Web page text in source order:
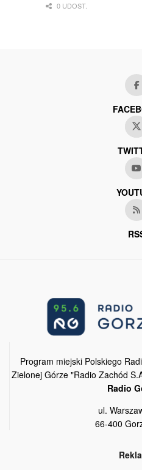
0 UDOST.
Program miejski Polskiego
Zielonej Górze "Radio Zachód
Radio
ul.
66-400